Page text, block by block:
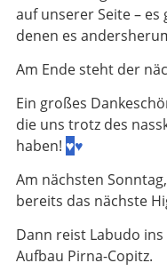
auf unserer Seite – es
denen es
Am Ende steht der
Ein großes
die uns trotz des
haben! ♥♥
Am nächsten
bereits das nächste
Dann reist Labudo
Aufbau Pirna-Copitz.